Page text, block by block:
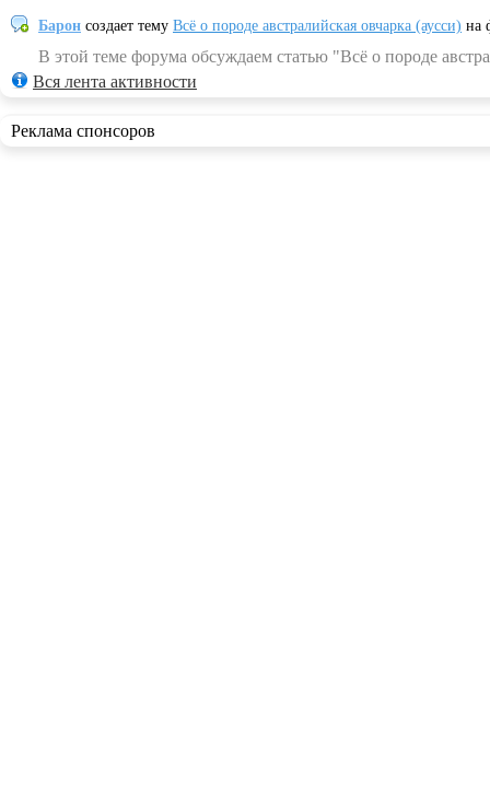
Барон создает тему Всё о породе австралийская овчарка (аусси) на
В этой теме форума обсуждаем статью "Всё о породе
Вся лента активности
Реклама спонсоров